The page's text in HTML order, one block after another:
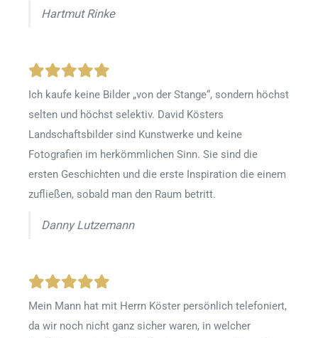
Hartmut Rinke
Ich kaufe keine Bilder „von der Stange“, sondern höchst
selten und höchst selektiv. David Kösters
Landschaftsbilder sind Kunstwerke und keine
Fotografien im herkömmlichen Sinn. Sie sind die
ersten Geschichten und die erste Inspiration die einem
zufließen, sobald man den Raum betritt.
Danny Lutzemann
Mein Mann hat mit Herrn Köster persönlich telefoniert,
da wir noch nicht ganz sicher waren, in welcher